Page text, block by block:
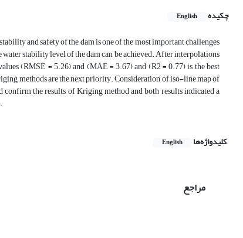
چکیده
English
and safety of the dam is one of the most important challenges
stability level of the dam can be achieved. After interpolations
(RMSE = 5.26) and (MAE = 3.67) and (R2 = 0.77) is the best
methods are the next priority. Consideration of iso-line map of
the results of Kriging method and both results indicated a
کلیدواژه‌ها English
مراجع